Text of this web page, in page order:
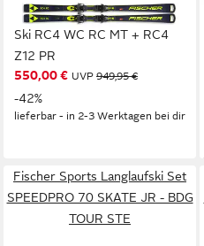
FISCHER SPORTS
Ski RC4 WC RC MT + RC4
Z12 PR
550,00 € UVP 949,95 €
-42%
lieferbar - in 2-3 Werktagen bei dir
Fischer Sports Langlaufski Set
SPEEDPRO 70 SKATE JR - BDG
TOUR STE